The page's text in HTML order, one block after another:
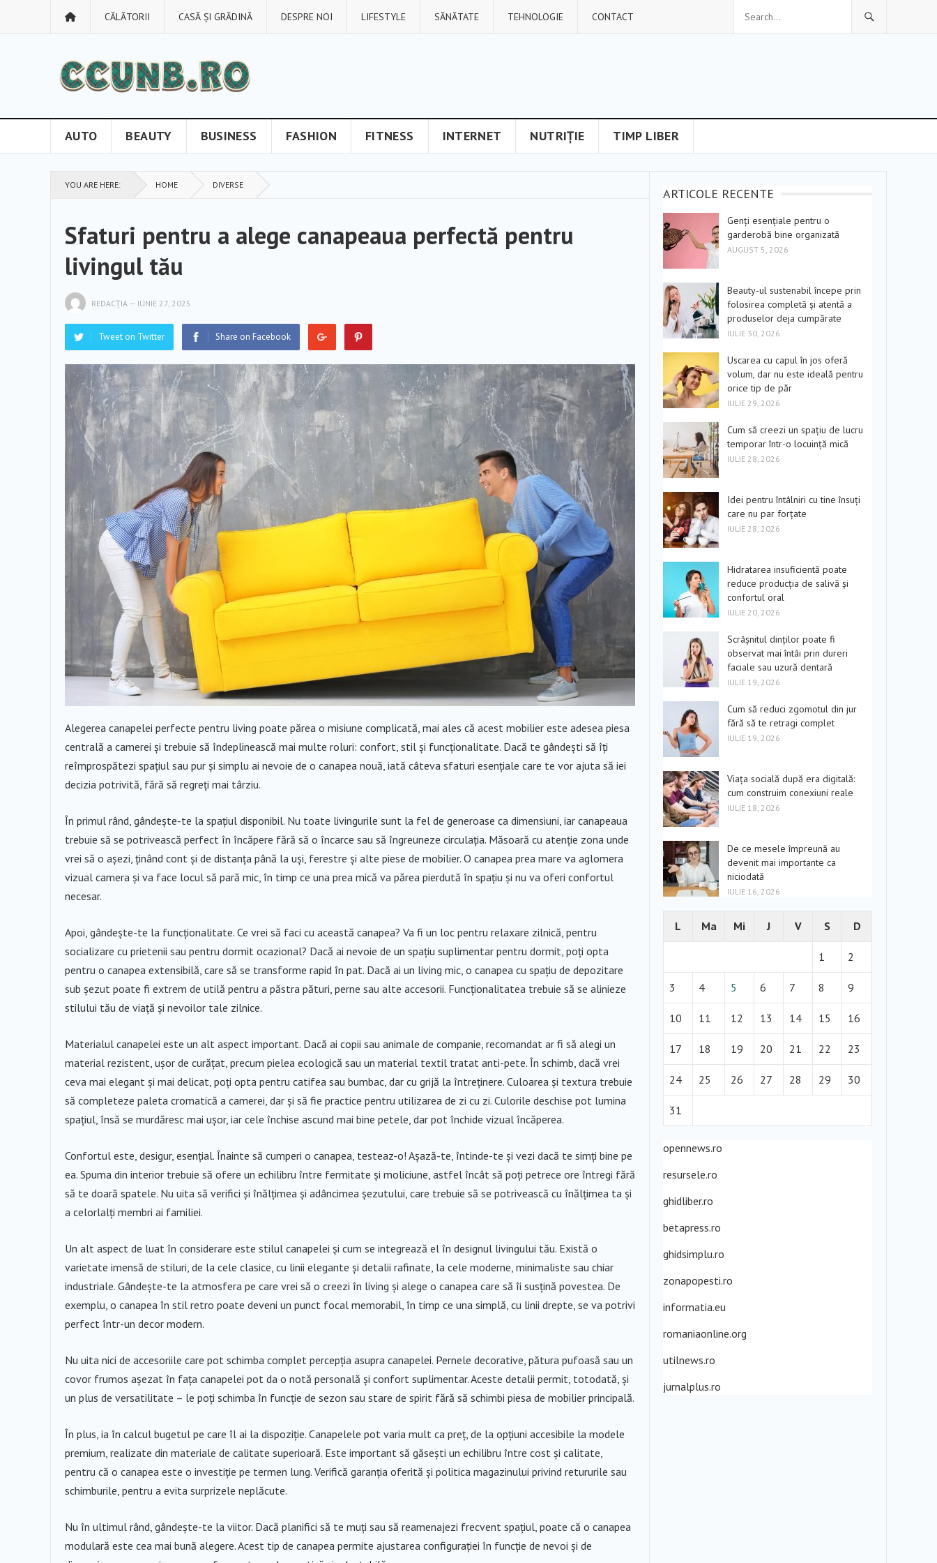
CĂLĂTORII CASĂ ȘI GRĂDINĂ DESPRE NOI LIFESTYLE SĂNĂTATE TEHNOLOGIE CONTACT
AUTO BEAUTY BUSINESS FASHION FITNESS INTERNET NUTRIȚIE TIMP LIBER
YOU ARE HERE: HOME DIVERSE
Sfaturi pentru a alege canapeaua perfectă pentru
livingul tău
REDACȚIA — IUNIE 27, 2025
Tweet on Twitter Share on Facebook
Alegerea canapelei perfecte pentru living poate părea o misiune complicată, mai ales că acest mobilier este adesea piesa
centrală a camerei și trebuie să îndeplinească mai multe roluri: confort, stil și funcționalitate. Dacă te gândești să îți
reîmprospătezi spațiul sau pur și simplu ai nevoie de o canapea nouă, iată câteva sfaturi esențiale care te vor ajuta să iei
decizia potrivită, fără să regreți mai târziu.
În primul rând, gândește-te la spațiul disponibil. Nu toate livingurile sunt la fel de generoase ca dimensiuni, iar canapeaua
trebuie să se potrivească perfect în încăpere fără să o încarce sau să îngreuneze circulația. Măsoară cu atenție zona unde
vrei să o așezi, ținând cont și de distanța până la uși, ferestre și alte piese de mobilier. O canapea prea mare va aglomera
vizual camera și va face locul să pară mic, în timp ce una prea mică va părea pierdută în spațiu și nu va oferi confortul
necesar.
Apoi, gândește-te la funcționalitate. Ce vrei să faci cu această canapea? Va fi un loc pentru relaxare zilnică, pentru
socializare cu prietenii sau pentru dormit ocazional? Dacă ai nevoie de un spațiu suplimentar pentru dormit, poți opta
pentru o canapea extensibilă, care să se transforme rapid în pat. Dacă ai un living mic, o canapea cu spațiu de depozitare
sub șezut poate fi extrem de utilă pentru a păstra pături, perne sau alte accesorii. Funcționalitatea trebuie să se alinieze
stilului tău de viață și nevoilor tale zilnice.
Materialul canapelei este un alt aspect important. Dacă ai copii sau animale de companie, recomandat ar fi să alegi un
material rezistent, ușor de curățat, precum pielea ecologică sau un material textil tratat anti-pete. În schimb, dacă vrei
ceva mai elegant și mai delicat, poți opta pentru catifea sau bumbac, dar cu grijă la întreținere. Culoarea și textura trebuie
să completeze paleta cromatică a camerei, dar și să fie practice pentru utilizarea de zi cu zi. Culorile deschise pot lumina
spațiul, însă se murdăresc mai ușor, iar cele închise ascund mai bine petele, dar pot închide vizual încăperea.
Confortul este, desigur, esențial. Înainte să cumperi o canapea, testeaz-o! Așază-te, întinde-te și vezi dacă te simți bine pe
ea. Spuma din interior trebuie să ofere un echilibru între fermitate și moliciune, astfel încât să poți petrece ore întregi fără
să te doară spatele. Nu uita să verifici și înălțimea și adâncimea șezutului, care trebuie să se potrivească cu înălțimea ta și
a celorlalți membri ai familiei.
Un alt aspect de luat în considerare este stilul canapelei și cum se integrează el în designul livingului tău. Există o
varietate imensă de stiluri, de la cele clasice, cu linii elegante și detalii rafinate, la cele moderne, minimaliste sau chiar
industriale. Gândește-te la atmosfera pe care vrei să o creezi în living și alege o canapea care să îi susțină povestea. De
exemplu, o canapea în stil retro poate deveni un punct focal memorabil, în timp ce una simplă, cu linii drepte, se va potrivi
perfect într-un decor modern.
Nu uita nici de accesoriile care pot schimba complet percepția asupra canapelei. Pernele decorative, pătura pufoasă sau un
covor frumos așezat în fața canapelei pot da o notă personală și confort suplimentar. Aceste detalii permit, totodată, și
un plus de versatilitate – le poți schimba în funcție de sezon sau stare de spirit fără să schimbi piesa de mobilier principală.
În plus, ia în calcul bugetul pe care îl ai la dispoziție. Canapelele pot varia mult ca preț, de la opțiuni accesibile la modele
premium, realizate din materiale de calitate superioară. Este important să găsești un echilibru între cost și calitate,
pentru că o canapea este o investiție pe termen lung. Verifică garanția oferită și politica magazinului privind retururile sau
schimburile, pentru a evita surprizele neplăcute.
Nu în ultimul rând, gândește-te la viitor. Dacă planifici să te muți sau să reamenajezi frecvent spațiul, poate că o canapea
modulară este cea mai bună alegere. Acest tip de canapea permite ajustarea configurației în funcție de nevoi și de
ARTICOLE RECENTE
Genți esențiale pentru o
garderobă bine organizată
AUGUST 5, 2026
Beauty-ul sustenabil începe prin
folosirea completă și atentă a
produselor deja cumpărate
IULIE 30, 2026
Uscarea cu capul în jos oferă
volum, dar nu este ideală pentru
orice tip de păr
IULIE 29, 2026
Cum să creezi un spațiu de lucru
temporar într-o locuință mică
IULIE 28, 2026
Idei pentru întâlniri cu tine însuți
care nu par forțate
IULIE 28, 2026
Hidratarea insuficientă poate
reduce producția de salivă și
confortul oral
IULIE 20, 2026
Scrâșnitul dinților poate fi
observat mai întâi prin dureri
faciale sau uzură dentară
IULIE 19, 2026
Cum să reduci zgomotul din jur
fără să te retragi complet
IULIE 19, 2026
Viața socială după era digitală:
cum construim conexiuni reale
IULIE 18, 2026
De ce mesele împreună au
devenit mai importante ca
niciodată
IULIE 16, 2026
L Ma Mi J V S D
1 2
3 4 5 6 7 8 9
10 11 12 13 14 15 16
17 18 19 20 21 22 23
24 25 26 27 28 29 30
31
opennews.ro
resursele.ro
ghidliber.ro
betapress.ro
ghidsimplu.ro
zonapopesti.ro
informatia.eu
romaniaonline.org
utilnews.ro
jurnalplus.ro